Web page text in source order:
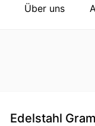
Über uns
Edelstahl